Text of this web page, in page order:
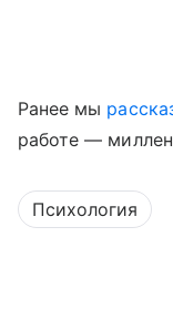
Ранее мы
работе —
Психология